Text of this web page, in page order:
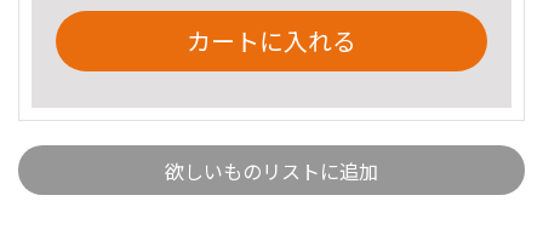
カートに入れる
欲しいものリストに追加